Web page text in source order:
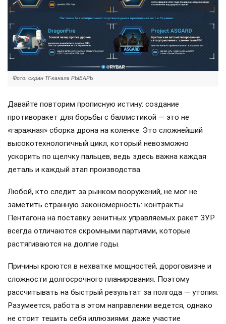
Фото: скрин ТГ-канала РЫБАРЬ
Давайте повторим прописную истину: создание
противоракет для борьбы с баллистикой — это не
«гаражная» сборка дрона на коленке. Это сложнейший
высокотехнологичный цикл, который невозможно
ускорить по щелчку пальцев, ведь здесь важна каждая
деталь и каждый этап производства.
Любой, кто следит за рынком вооружений, не мог не
заметить странную закономерность: контракты
Пентагона на поставку зенитных управляемых ракет ЗУР
всегда отличаются скромными партиями, которые
растягиваются на долгие годы.
Причины кроются в нехватке мощностей, дороговизне и
сложности долгосрочного планирования. Поэтому
рассчитывать на быстрый результат за полгода — утопия.
Разумеется, работа в этом направлении ведется, однако
не стоит тешить себя иллюзиями: даже участие